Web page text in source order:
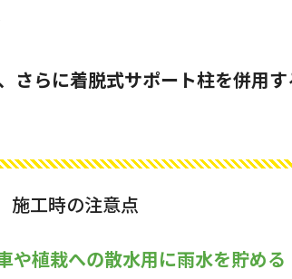
らに着脱式サポート柱を併用
施工時の注意点
植栽への散水用に雨水を貯める